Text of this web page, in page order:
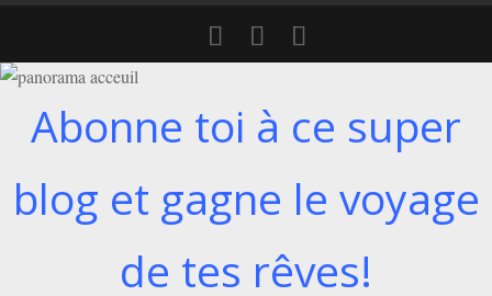
Abonne toi à ce super
blog et gagne le voyage
de tes rêves!